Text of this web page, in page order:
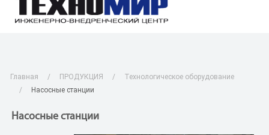
Главная ПРОДУКЦИЯ
Технологическое оборудование
Насосные станции
Насосные станции